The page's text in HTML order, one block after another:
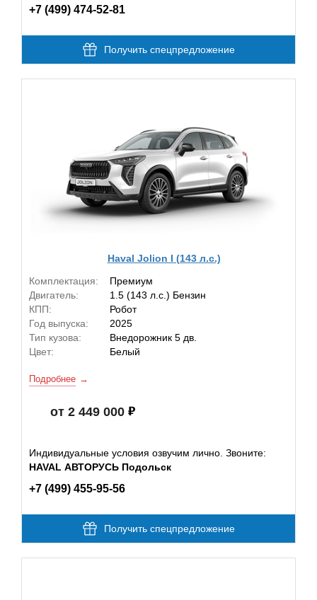
+7 (499) 474-52-81
Получить спецпредложение
Haval Jolion I (143 л.с.)
Комплектация:
Премиум
Двигатель:
1.5 (143 л.с.) Бензин
КПП:
Робот
Год выпуска:
2025
Тип кузова:
Внедорожник 5 дв.
Цвет:
Белый
Подробнее
от 2 449 000
Индивидуальные условия озвучим лично. Звоните:
HAVAL АВТОРУСЬ Подольск
+7 (499) 455-95-56
Получить спецпредложение